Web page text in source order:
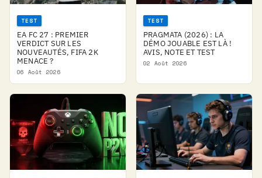
TEST
EA FC 27 : PREMIER
VERDICT SUR LES
NOUVEAUTÉS, FIFA 2K
MENACE ?
06 Août 2026
TEST
PRAGMATA (2026) : LA
DÉMO JOUABLE EST LÀ !
AVIS, NOTE ET TEST
02 Août 2026